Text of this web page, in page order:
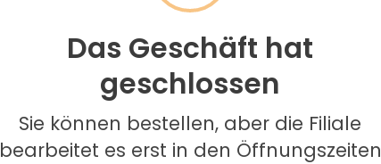
In den Warenkorb
Das Geschäft hat
geschlossen
Sie können bestellen, aber die Filiale
bearbeitet es erst in den Öffnungszeiten